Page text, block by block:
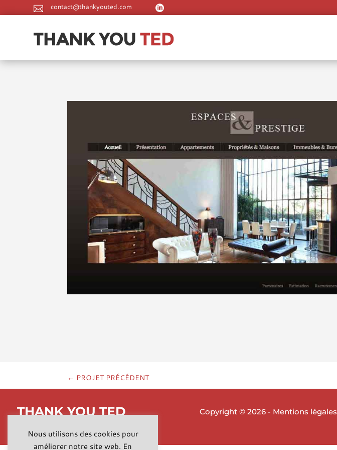
 contact@thankyouted.com 
← PROJET PRÉCÉDENT
THANK YOU TED Copyright © 2026 - Mentions légales
Nous utilisons des cookies pour
améliorer notre site web. En